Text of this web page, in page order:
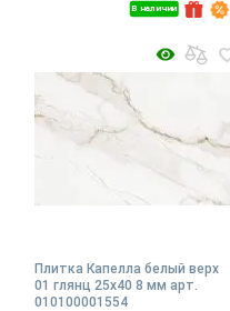
В наличии
Плитка Капелла белый верх
01 глянц 25x40 8 мм арт.
010100001554